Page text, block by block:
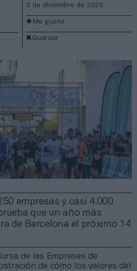
empresas y casi 4.000
que un año más
de Barcelona el próximo 14
2 de diciembre de 2025
Guardar
Me gusta
de las Empreses de
de cómo los valores del